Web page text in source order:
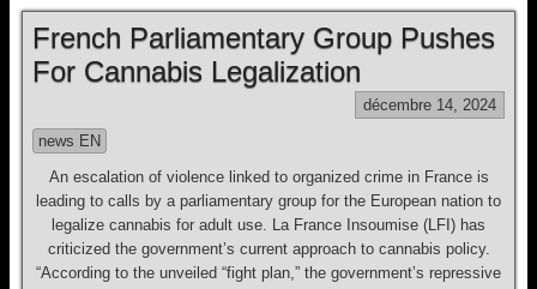
French Parliamentary Group Pushes
For Cannabis Legalization
décembre 14, 2024
news EN
An escalation of violence linked to organized crime in France is
leading to calls by a parliamentary group for the European nation to
legalize cannabis for adult use. La France Insoumise (LFI) has
criticized the government’s current approach to cannabis policy.
“According to the unveiled “fight plan,” the government’s repressive